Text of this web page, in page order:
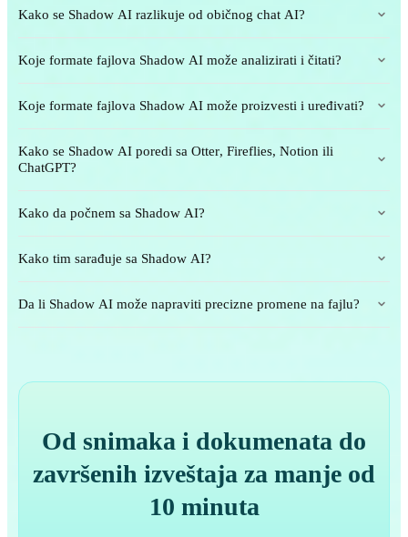
Kako se Shadow AI razlikuje od običnog chat AI?
Koje formate fajlova Shadow AI može analizirati i čitati?
Koje formate fajlova Shadow AI može proizvesti i uređivati?
Kako se Shadow AI poredi sa Otter, Fireflies, Notion ili
ChatGPT?
Kako da počnem sa Shadow AI?
Kako tim sarađuje sa Shadow AI?
Da li Shadow AI može napraviti precizne promene na fajlu?
Od snimaka i dokumenata do
završenih izveštaja za manje od
10 minuta